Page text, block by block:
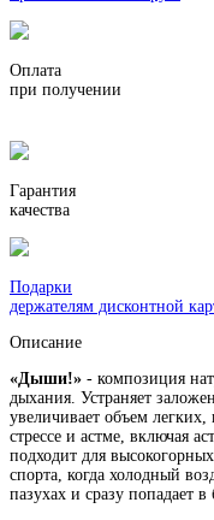
Оплата
при получении
Гарантия
качества
Подарки
держателям дисконтной
Описание
«Дыши!» - композиция
дыхания. Устраняет
увеличивает объем
стрессе и астме, включая
подходит для
спорта, когда холодный
пазухах и сразу попадает